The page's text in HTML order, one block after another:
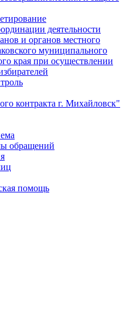
деятельности
и органов местного
муниципального
края при осуществлении
контракта г. Михайловск"
обращений
помощь